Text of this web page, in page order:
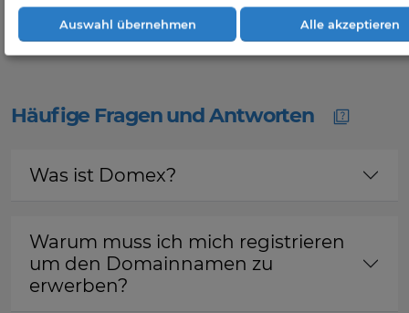
realisieren wir deinen Erfolg im
Online-Bereich.
Häufige Fragen und Antworten
Was ist Domex?
Warum muss ich mich registrieren
um den Domainnamen zu
erwerben?
Auswahl übernehmen Alle akzeptieren